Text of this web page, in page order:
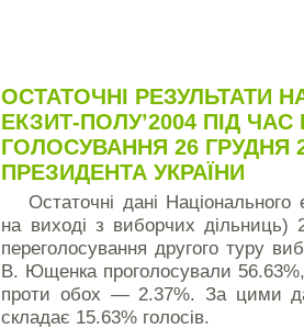
ОСТАТОЧНІ РЕЗУЛЬТАТИ
ЕКЗИТ-ПОЛУ’2004 ПІД
ГОЛОСУВАННЯ 26 ГРУДНЯ
ПРЕЗИДЕНТА УКРАЇНИ
Остаточні дані Національного
на виході з виборчих дільниць)
переголосування другого туру
В. Ющенка проголосували
проти обох — 2.37%. За цими
складає 15.63% голосів.